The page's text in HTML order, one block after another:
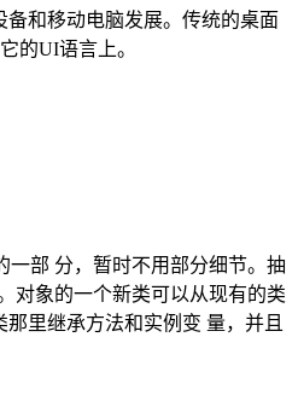
和移动电脑发展。传统的桌面
的UI语言上。
一部 分，暂时不用部分细节。抽
对象的一个新类可以从现有的类
里继承方法和实例变 量，并且